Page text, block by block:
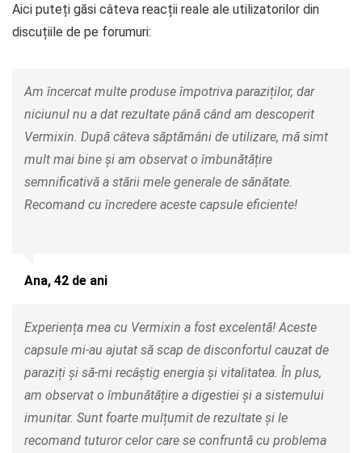
Aici puteți găsi câteva reacții reale ale utilizatorilor din
discuțiile de pe forumuri:
Am încercat multe produse împotriva paraziților, dar
niciunul nu a dat rezultate până când am descoperit
Vermixin. După câteva săptămâni de utilizare, mă simt
mult mai bine și am observat o îmbunătățire
semnificativă a stării mele generale de sănătate.
Recomand cu încredere aceste capsule eficiente!
Ana, 42 de ani
Experiența mea cu Vermixin a fost excelentă! Aceste
capsule mi-au ajutat să scap de disconfortul cauzat de
paraziți și să-mi recâștig energia și vitalitatea. În plus,
am observat o îmbunătățire a digestiei și a sistemului
imunitar. Sunt foarte mulțumit de rezultate și le
recomand tuturor celor care se confruntă cu problema